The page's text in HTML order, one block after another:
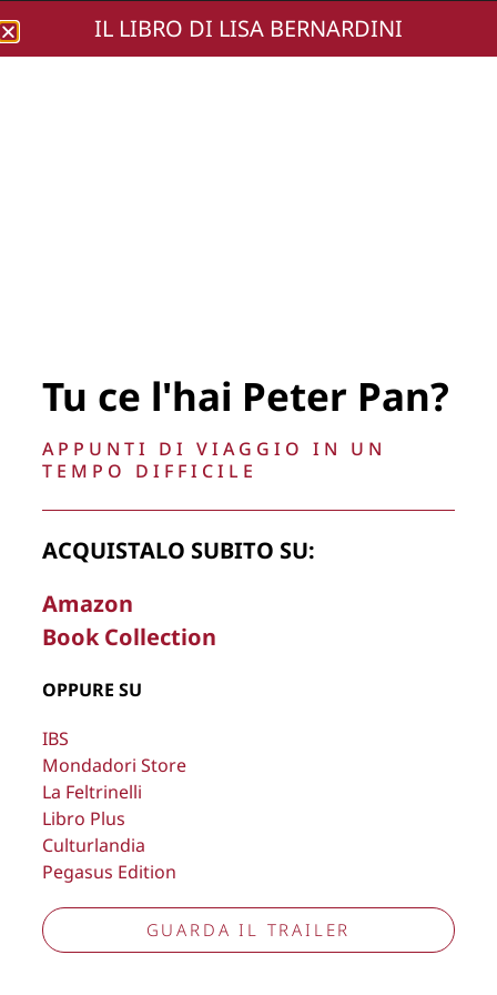
Lisa Bernardini
La Direzione stabilisce insindacabilmente di inserire,
Copyright © 2026
Cookie Policy
Aggiorna preferenze tracciamento
IL LIBRO DI LISA BERNARDINI
Tu ce l'hai Peter Pan?
APPUNTI DI VIAGGIO IN UN
TEMPO DIFFICILE
ACQUISTALO SUBITO SU:
Amazon
Book Collection
OPPURE SU
IBS
Mondadori Store
La Feltrinelli
Libro Plus
Culturlandia
Pegasus Edition
GUARDA IL TRAILER